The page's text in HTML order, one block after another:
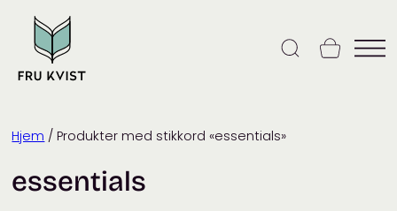
content
Hjem / Produkter med stikkord «essentials»
essentials